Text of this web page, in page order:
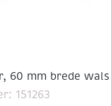
60 mm brede wals
151263